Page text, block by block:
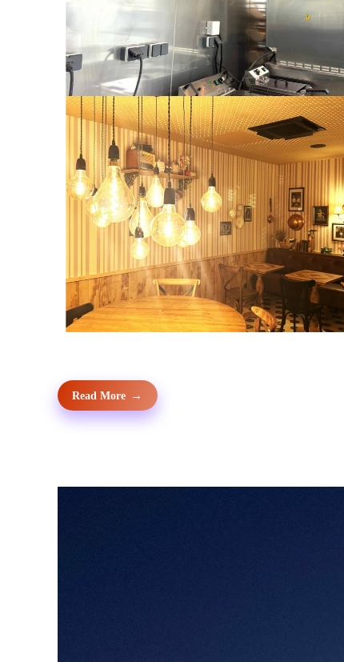
Read More